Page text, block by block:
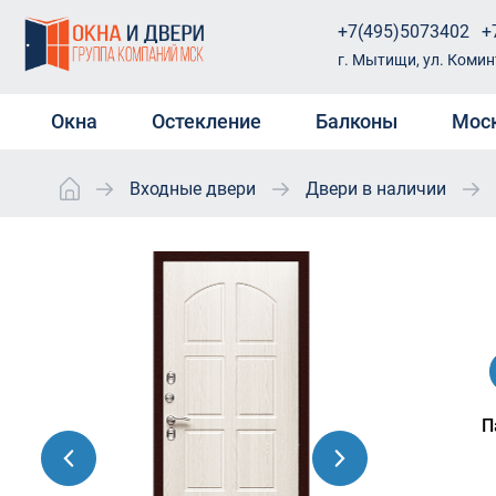
г. Мытищи, ул.
+7(495)5073402
Окна
Окна ПВХ
Окна ПВХ в квартиру
Окна в загородный дом
Деревянные окна
Раздвижные окна
Мансардные окна
Rehau
Остекление
Остекление веранды
дома
Остекление коттеджей
Остекление открытого
Остекление офисов
Остекление с выносом
Балконы
Холодное
Отделка
Замена
Балконные двери
Пластиковые
Входные двери Двери в наличии